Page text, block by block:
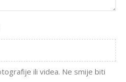
ili videa. Ne smije biti